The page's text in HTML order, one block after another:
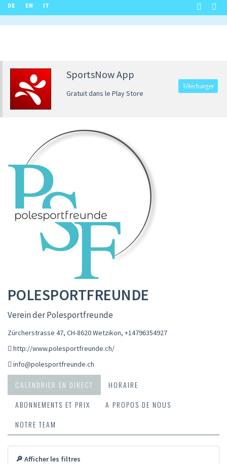
DE EN IT
SportsNow App
Gratuit dans le Play Store
Télécharger
POLESPORTFREUNDE
Verein der Polesportfreunde
Zürcherstrasse 47, CH-8620 Wetzikon, +14796354927
http://www.polesportfreunde.ch/
info@polesportfreunde.ch
CALENDRIER EN DIRECT
HORAIRE
ABONNEMENTS ET PRIX
A PROPOS DE NOUS
NOTRE TEAM
🔎 Afficher les filtres